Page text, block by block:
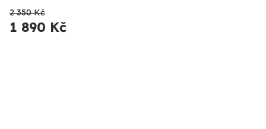
2 350 Kč
1 890 Kč